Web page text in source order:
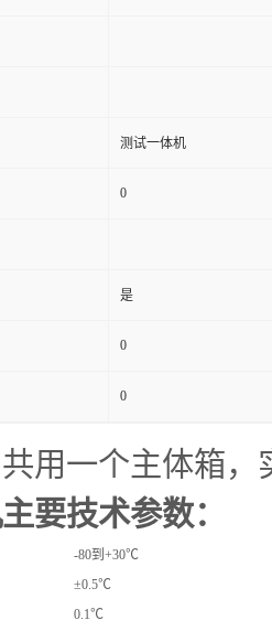
测试一体机
0
是
0
0
用一个主体箱
要技术参数：
-80到+30℃
±0.5℃
0.1℃